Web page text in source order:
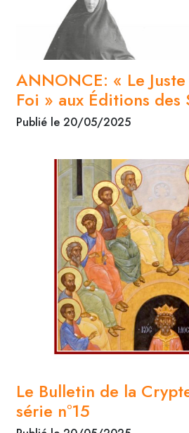
ANNONCE: « Le
Foi » aux Éditions des
Publié le 20/05/2025
Le Bulletin de la
série n°15